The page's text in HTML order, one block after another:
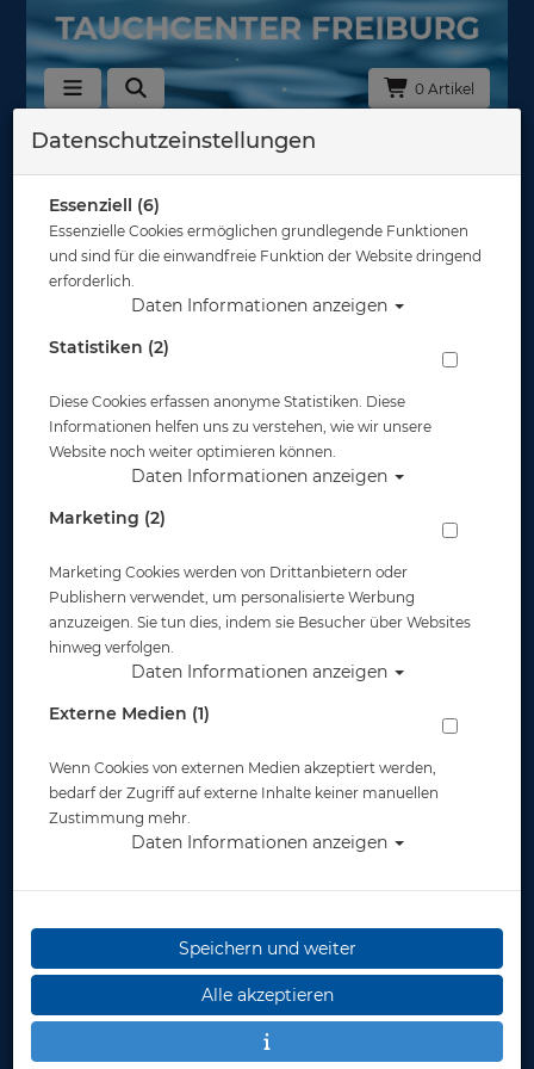
0 Artikel
Lampen
In dieser Ansicht sind keine Produkte verfügbar
Gut abgesichert?
Informationen
Zahlungsmöglichkeiten
Widerruf
* inkl. MwSt.zzgl. Versandkosten
Datenschutzeinstellungen
Essenziell (6)
Essenzielle Cookies ermöglichen grundlegende Funktionen
und sind für die einwandfreie Funktion der Website dringend
erforderlich.
Daten Informationen anzeigen
Statistiken (2)
Diese Cookies erfassen anonyme Statistiken. Diese
Informationen helfen uns zu verstehen, wie wir unsere
Website noch weiter optimieren können.
Daten Informationen anzeigen
Marketing (2)
Marketing Cookies werden von Drittanbietern oder
Publishern verwendet, um personalisierte Werbung
anzuzeigen. Sie tun dies, indem sie Besucher über Websites
hinweg verfolgen.
Daten Informationen anzeigen
Externe Medien (1)
Wenn Cookies von externen Medien akzeptiert werden,
bedarf der Zugriff auf externe Inhalte keiner manuellen
Zustimmung mehr.
Daten Informationen anzeigen
Speichern und weiter
Alle akzeptieren